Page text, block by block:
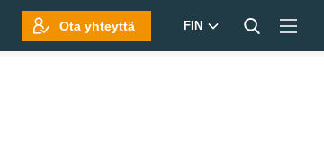
Ota yhteyttä FIN